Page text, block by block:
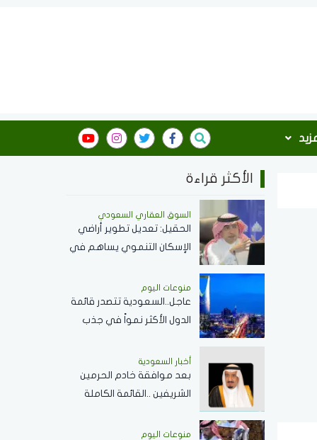
الأكثر قراءة
السوق العقاري السعودي
الحقيل: تعديل تطوير أراضي
الإسكان التنموي يساهم في
وزيادة المعروض السكني
منوعات اليوم
عاجل..السعودية تتصدر قائمة
الدول الأكثر نمواً في جذب
أخبار السعودية
بعد موافقة خادم الحرمين
الشريفين ..القائمة الكاملة
عبدالعزيز من الدرجة الثالثة
منوعات اليوم